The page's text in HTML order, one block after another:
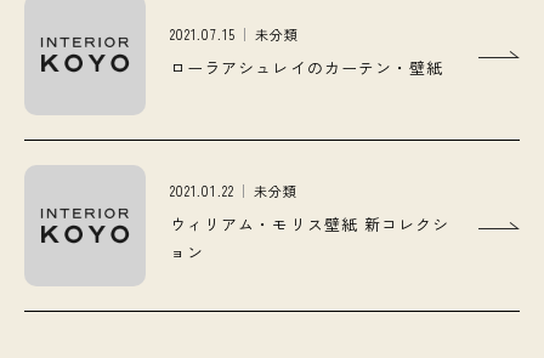
2021.07.15 未分類
ローラアシュレイのカーテン・壁紙
2021.01.22 未分類
ウィリアム・モリス壁紙 新コレクシ
ョン